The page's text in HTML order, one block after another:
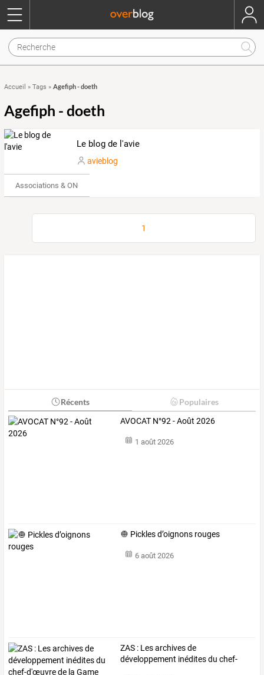
Accueil » Tags » Agefiph - doeth
Agefiph - doeth
Le blog de l'avie
avieblog
Associations & ONG
1
Récents Populaires
AVOCAT N°92 - Août 2026
1 août 2026
🧅 Pickles d’oignons rouges
6 août 2026
ZAS : Lesarchivesde
développement inéditesdu chef-